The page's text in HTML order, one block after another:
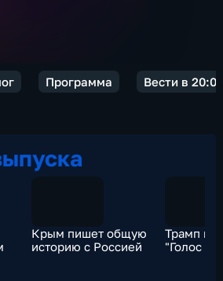
Программа Вести в 20:00
Крым пишет общую
историю с Россией
Трамп
"Голос